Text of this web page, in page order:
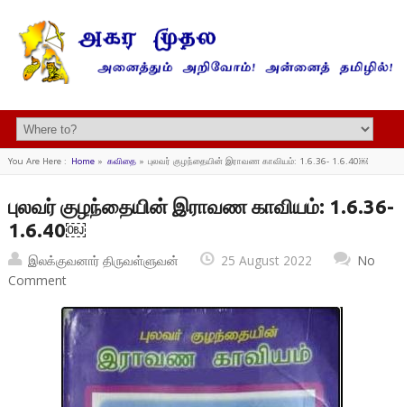
You Are Here : Home» கவிதை» புலவர் குழந்தையின் இராவண காவியம்: 1.6.36- 1.6.40￼
புலவர் குழந்தையின் இராவண காவியம்: 1.6.36-
1.6.40￼
இலக்குவனார் திருவள்ளுவன் 25 August 2022
No
Comment